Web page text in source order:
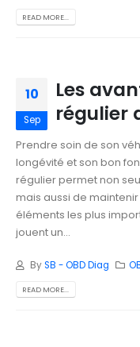
READ MORE...
10
Sep
Les
régulier
Prendre soin de son
longévité et son bon
régulier permet non
mais aussi de
éléments les plus
jouent un...
BySB - OBD Diag
READ MORE...